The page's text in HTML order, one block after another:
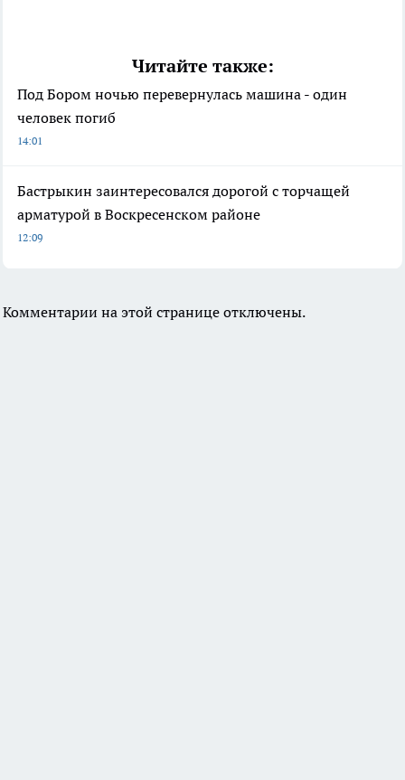
Читайте также:
Под Бором ночью перевернулась машина - один
человек погиб
14:01
Бастрыкин заинтересовался дорогой с торчащей
арматурой в Воскресенском районе
12:09
Комментарии на этой странице отключены.